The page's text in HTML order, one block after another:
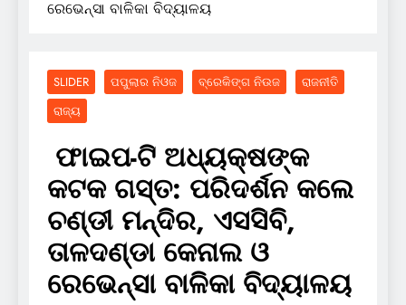
ରେଭେନ୍‌ସା ବାଳିକା ବିଦ୍ୟାଳୟ
SLIDER ପପୁଲାର ନିଓଜ ବ୍ରେକିଙ୍ଗ ନିଉଜ
ରାଜନୀତି
ରାଜ୍ୟ
ଫାଇପ-ଟି ଅଧ୍ୟକ୍ଷଙ୍କ
କଟକ ଗସ୍ତ: ପରିଦର୍ଶନ କଲେ
ଚଣ୍ଡୀ ମନ୍ଦିର, ଏସସିବି,
ତାଳଦଣ୍ଡା କେନାଲ ଓ
ରେଭେନ୍‌ସା ବାଳିକା ବିଦ୍ୟାଳୟ